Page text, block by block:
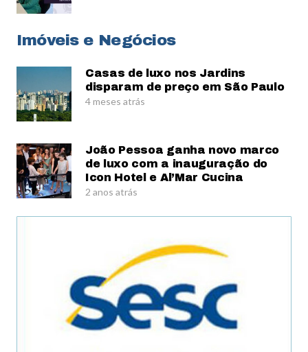
Imóveis e Negócios
Casas de luxo nos Jardins
disparam de preço em São Paulo
4 meses atrás
João Pessoa ganha novo marco
de luxo com a inauguração do
Icon Hotel e Al’Mar Cucina
2 anos atrás